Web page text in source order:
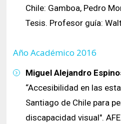
Chile: Gamboa, Pedro
Tesis. Profesor guía:
Año Académico 2016
Miguel Alejandro
“Accesibilidad en las
Santiago de Chile para
discapacidad visual".